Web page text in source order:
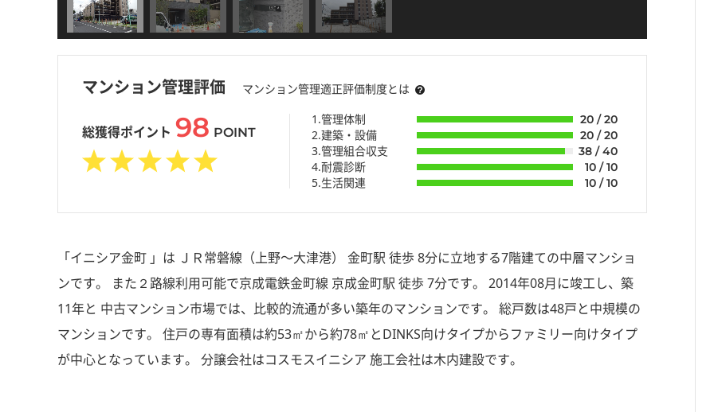
マンション管理評価 マンション管理適正評価制度とは
総獲得ポイント 98 POINT
1.管理体制 20 / 20
2.建築・設備 20 / 20
3.管理組合収支 38 / 40
4.耐震診断 10 / 10
5.生活関連 10 / 10
「イニシア金町 」は ＪＲ常磐線（上野〜大津港） 金町駅 徒歩 8分に立地する7階建ての中層マンショ
ンです。 また２路線利用可能で京成電鉄金町線 京成金町駅 徒歩 7分です。 2014年08月に竣工し、築
11年と 中古マンション市場では、比較的流通が多い築年のマンションです。 総戸数は48戸と中規模の
マンションです。 住戸の専有面積は約53㎡から約78㎡とDINKS向けタイプからファミリー向けタイプ
が中心となっています。 分譲会社はコスモスイニシア 施工会社は木内建設です。